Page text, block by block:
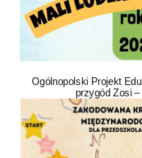
Ogólnopolski Projekt
przygód Zosi –